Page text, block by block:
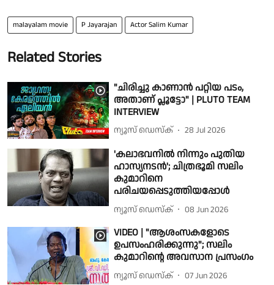
malayalam movie P Jayarajan Actor Salim Kumar
Related Stories
"ചിരിച്ചു കാണാൻ പറ്റിയ പടം,
അതാണ് പ്ലൂട്ടോ" | PLUTO TEAM
INTERVIEW
ന്യൂസ് ഡെസ്ക് 28 Jul 2026
'കലാഭവനിൽ നിന്നും പുതിയ
ഹാസ്യനടൻ'; ചിത്രഭൂമി സലിം
കുമാറിനെ
പരിചയപ്പെടുത്തിയപ്പോൾ
ന്യൂസ് ഡെസ്ക് 08 Jun 2026
VIDEO | "ആശംസകളോടെ
ഉപസംഹരിക്കുന്നു"; സലിം
കുമാറിന്റെ അവസാന പ്രസംഗം
ന്യൂസ് ഡെസ്ക് 07 Jun 2026